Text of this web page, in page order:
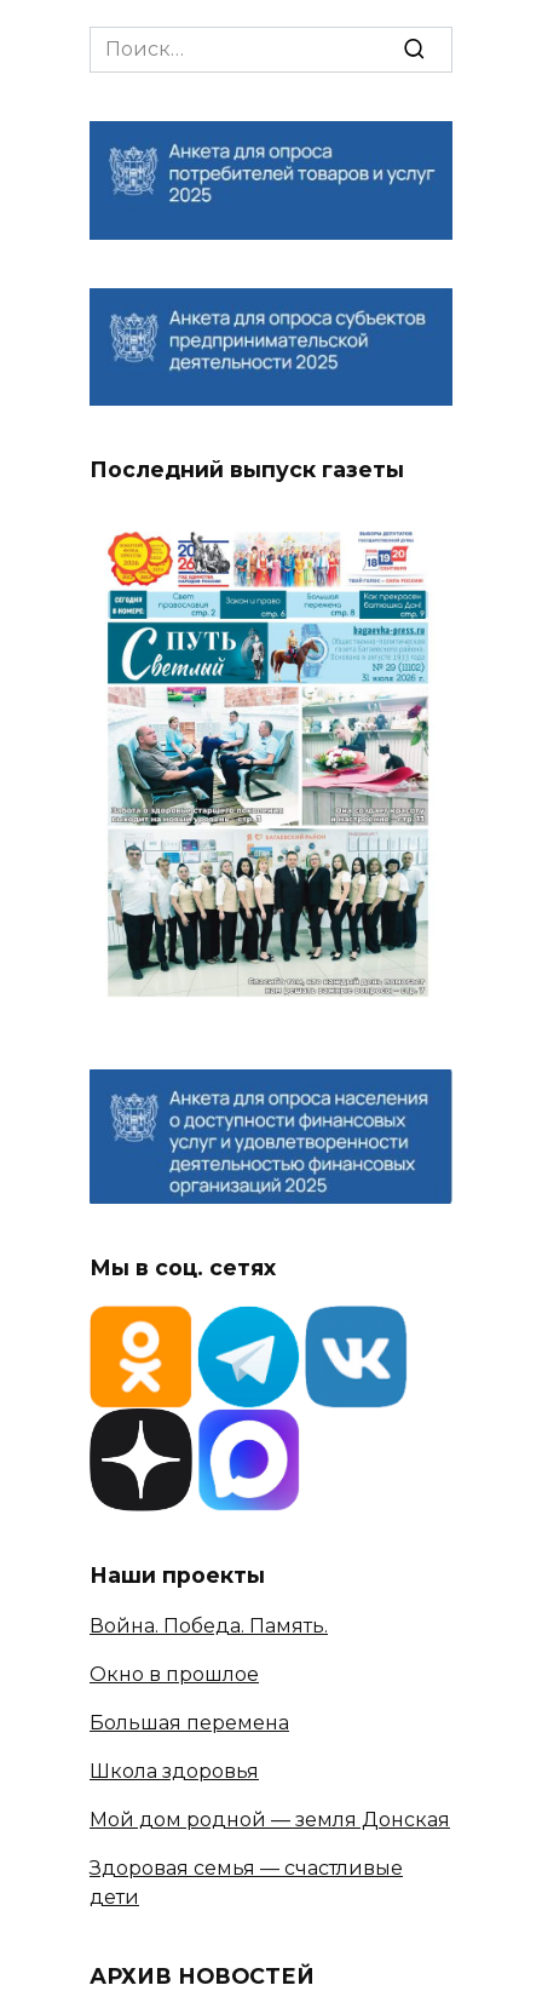
Search
for:
Последний выпуск газеты
Мы в соц. сетях
Наши проекты
Война. Победа. Память.
Окно в прошлое
Большая перемена
Школа здоровья
Мой дом родной — земля Донская
Здоровая семья — счастливые
дети
АРХИВ НОВОСТЕЙ